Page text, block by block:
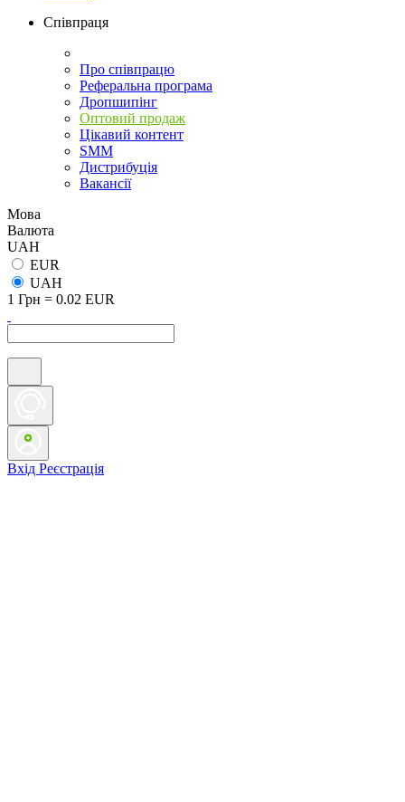
Співпраця
Про співпрацю
Реферальна програма
Дропшипінг
Оптовий продаж
Цікавий контент
SMM
Дистрибуція
Вакансії
Мова
Валюта
UAH
EUR
UAH
1 Грн = 0.02 EUR
Вхід Реєстрація